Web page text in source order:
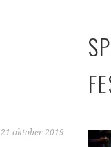
21 oktober 2019